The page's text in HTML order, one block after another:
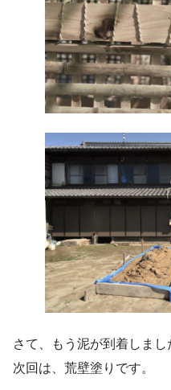
さて、もう泥が到着しまし
次回は、荒壁塗りです。